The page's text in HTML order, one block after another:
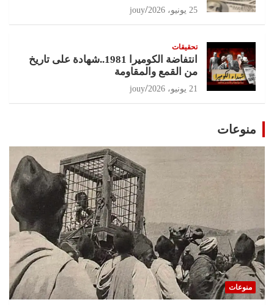
25 يونيو، 2026 jouy
تحقيقات
انتفاضة الكوميرا 1981..شهادة على تاريخ
من القمع والمقاومة
21 يونيو، 2026 jouy
منوعات
منوعات